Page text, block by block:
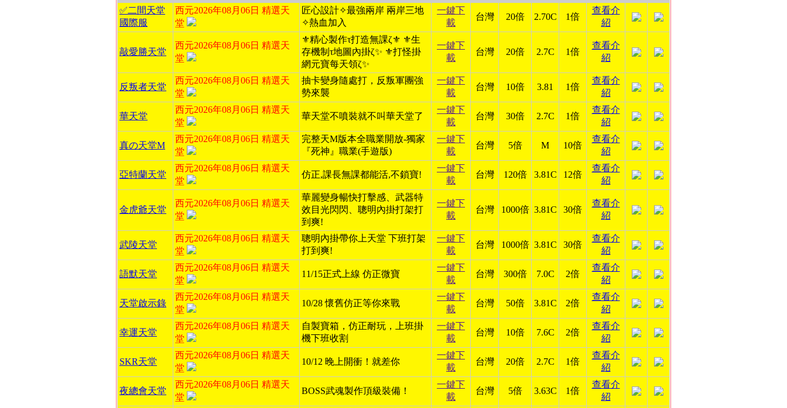
✅二間天堂
國際服
西元2026年08月06日 精選天
堂
匠心設計✧最強兩岸 兩岸三地
✧熱血加入
一鍵下
載
台灣 20倍 2.70C 1倍
查看介
紹
敲愛勝天堂
西元2026年08月06日 精選天
堂
⚜️精心製作τ打造無課ζ⚜️ ⚜️生
存機制τ地圖內掛ζ✨ ⚜️打怪掛
網元寶每天領ζ✨
一鍵下
載
台灣 20倍 2.7C 1倍
查看介
紹
反叛者天堂
西元2026年08月06日 精選天
堂
抽卡變身隨處打，反叛軍團強
勢來襲
一鍵下
載
台灣 10倍 3.81 1倍
查看介
紹
華天堂
西元2026年08月06日 精選天
堂
華天堂不噴裝就不叫華天堂了
一鍵下
載
台灣 30倍 2.7C 1倍
查看介
紹
真の天堂M
西元2026年08月06日 精選天
堂
完整天M版本全職業開放-獨家
『死神』職業(手遊版)
一鍵下
載
台灣 5倍 M 10倍
查看介
紹
亞特蘭天堂
西元2026年08月06日 精選天
堂
仿正,課長無課都能活,不鎖寶!
一鍵下
載
台灣 120倍 3.81C 12倍
查看介
紹
金虎爺天堂
西元2026年08月06日 精選天
堂
華麗變身暢快打擊感、武器特
效目光閃閃、聰明內掛打架打
到爽!
一鍵下
載
台灣 1000倍 3.81C 30倍
查看介
紹
武陵天堂
西元2026年08月06日 精選天
堂
聰明內掛帶你上天堂 下班打架
打到爽!
一鍵下
載
台灣 1000倍 3.81C 30倍
查看介
紹
語默天堂
西元2026年08月06日 精選天
堂
11/15正式上線 仿正微寶
一鍵下
載
台灣 300倍 7.0C 2倍
查看介
紹
天堂啟示錄
西元2026年08月06日 精選天
堂
10/28 懷舊仿正等你來戰
一鍵下
載
台灣 50倍 3.81C 2倍
查看介
紹
幸運天堂
西元2026年08月06日 精選天
堂
自製寶箱，仿正耐玩，上班掛
機下班收割
一鍵下
載
台灣 10倍 7.6C 2倍
查看介
紹
SKR天堂
西元2026年08月06日 精選天
堂
10/12 晚上開衝！就差你
一鍵下
載
台灣 20倍 2.7C 1倍
查看介
紹
夜總會天堂
西元2026年08月06日 精選天
堂
BOSS武魂製作頂級裝備！
一鍵下
載
台灣 5倍 3.63C 1倍
查看介
紹